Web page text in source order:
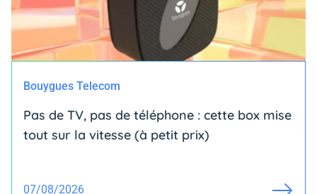
Bouygues Telecom
Pas de TV, pas de téléphone : cette box mise
tout sur la vitesse (à petit prix)
07/08/2026